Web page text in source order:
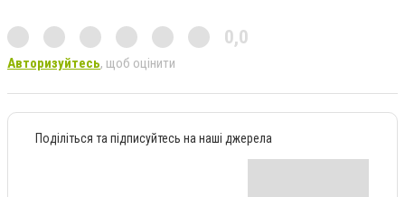
0,0
Авторизуйтесь, щоб оцінити
Поділіться та підписуйтесь на наші джерела